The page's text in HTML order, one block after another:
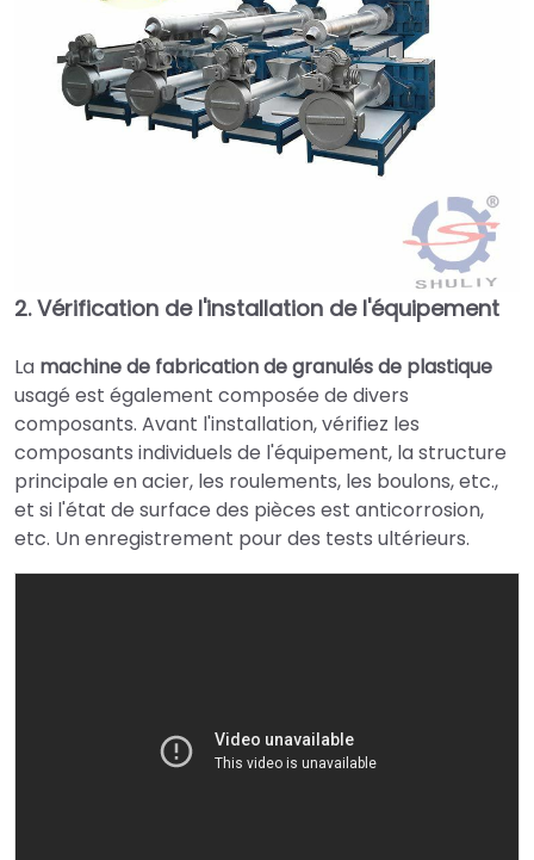
2. Vérification de l'installation de l'équipement
La machine de fabrication de granulés de plastique
usagé est également composée de divers
composants. Avant l'installation, vérifiez les
composants individuels de l'équipement, la structure
principale en acier, les roulements, les boulons, etc.,
et si l'état de surface des pièces est anticorrosion,
etc. Un enregistrement pour des tests ultérieurs.